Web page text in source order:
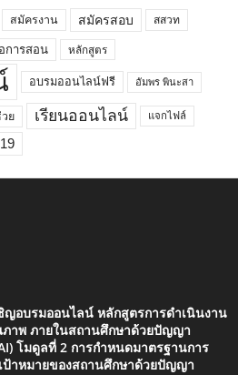
สมัครงาน สมัครสอบ สสวท
การสอน หลักสูตร
อบรมออนไลน์ฟรี อัมพร พินะสา
ย เรียนออนไลน์ แจกไฟล์
ญอบรมออนไลน์ หลักสูตรการดำเนินงาน
าพ ภายในสถานศึกษาด้วยปัญญา
โมดูลที่ 2 การกำหนดมาตรฐานการ
ป้าหมายของสถานศึกษาด้วยปัญญา